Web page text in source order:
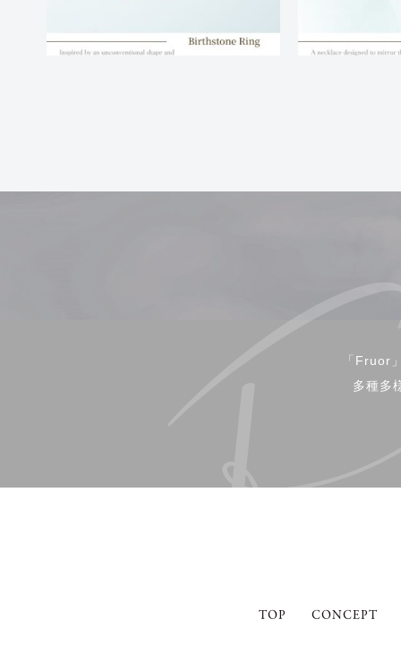
「Fruor
多種多
TOP CONCEPT